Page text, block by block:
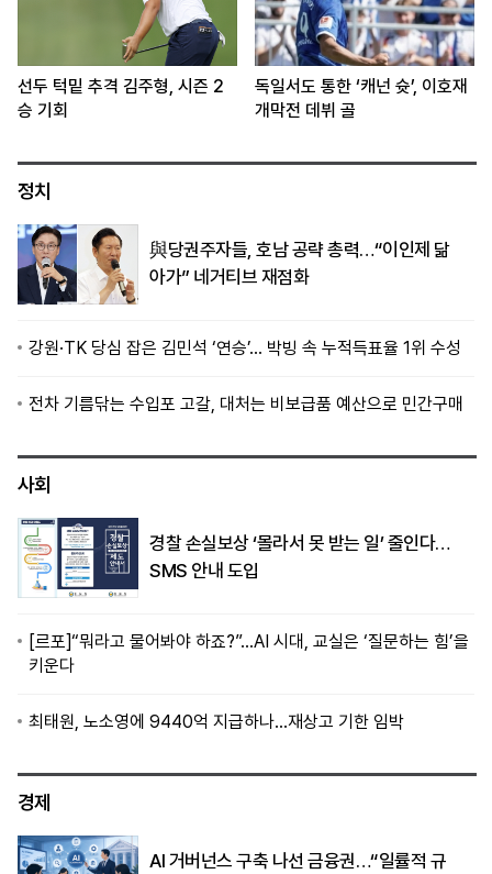
선두 턱밑 추격 김주형, 시즌 2
승 기회
독일서도 통한 ‘캐넌 슛’, 이호재
개막전 데뷔 골
정치
與당권주자들, 호남 공략 총력…“이인제 닮
아가” 네거티브 재점화
강원·TK 당심 잡은 김민석 ‘연승’… 박빙 속 누적득표율 1위 수성
전차 기름닦는 수입포 고갈, 대처는 비보급품 예산으로 민간구매
사회
경찰 손실보상 ‘몰라서 못 받는 일’ 줄인다…
SMS 안내 도입
[르포]“뭐라고 물어봐야 하죠?”…AI 시대, 교실은 ‘질문하는 힘’을
키운다
최태원, 노소영에 9440억 지급하나…재상고 기한 임박
경제
AI 거버넌스 구축 나선 금융권…“일률적 규